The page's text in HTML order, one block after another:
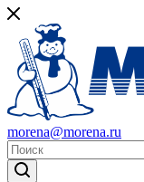
morena@morena.ru